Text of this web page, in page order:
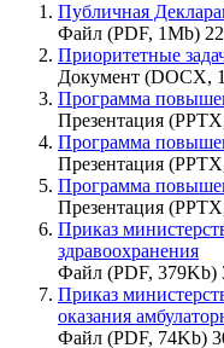
Публичная
Файл (PDF, 1Mb)
Приоритетные
Документ (DOCX,
Программа
Презентация
Программа
Презентация
Программа
Презентация
Приказ
здравоохранения
Файл (PDF, 379Kb)
Приказ
оказания
Файл (PDF, 74Kb)